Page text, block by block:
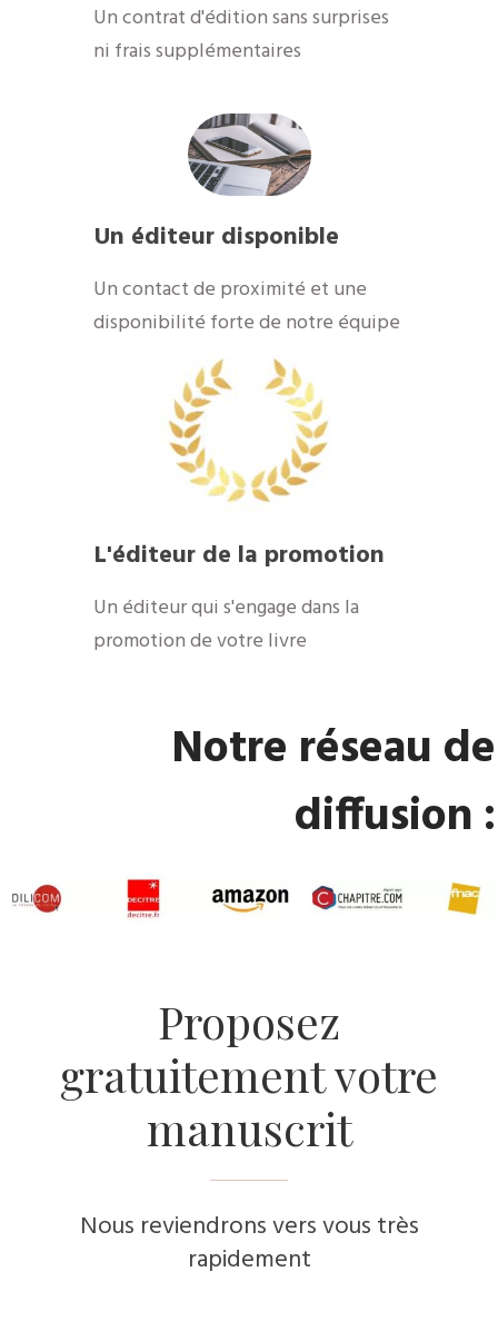
Un contrat d'édition sans surprises
ni frais supplémentaires
Un éditeur disponible
​Un contact de proximité et une
disponibilité forte de notre équipe
​L'éditeur de la promotion
​Un éditeur qui s'engage dans la
promotion de votre livre
​Notre réseau de
diffusion :
​Proposez
gratuitement votre
manuscrit
Nous reviendrons vers vous très
rapidement